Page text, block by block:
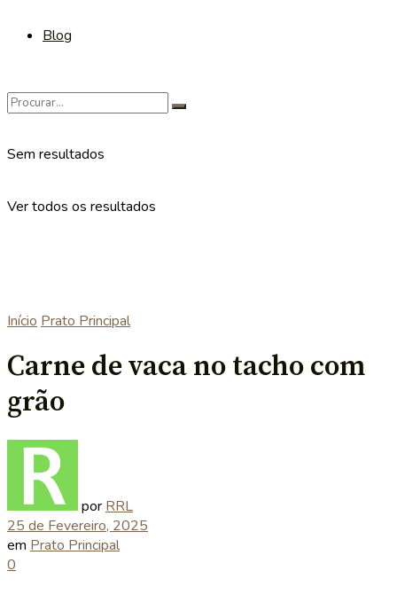
Blog
Sem resultados
Ver todos os resultados
Início Prato Principal
Carne de vaca no tacho com
grão
por RRL
25 de Fevereiro, 2025
em Prato Principal
0